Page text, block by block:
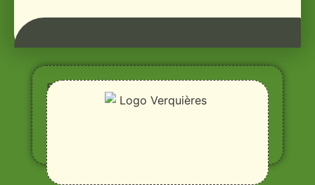
Entre
Rhône,
Alpilles
et
Durance